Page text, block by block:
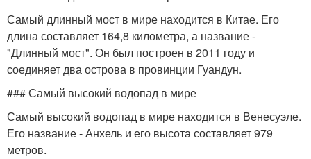
Самый длинный мост в мире находится в Китае. Его
длина составляет 164,8 километра, а название -
"Длинный мост". Он был построен в 2011 году и
соединяет два острова в провинции Гуандун.
### Самый высокий водопад в мире
Самый высокий водопад в мире находится в Венесуэле.
Его название - Анхель и его высота составляет 979
метров.